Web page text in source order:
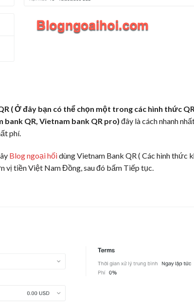
( Ở đây bạn có thể chọn một trong các hình thức
bank QR, Vietnam bank QR pro) đây là cách nhanh
phí.
Blog ngoại hốidùng Vietnam Bank QR ( Các hình thức
vị tiền Việt Nam Đồng, sau đó bấm Tiếp tục.